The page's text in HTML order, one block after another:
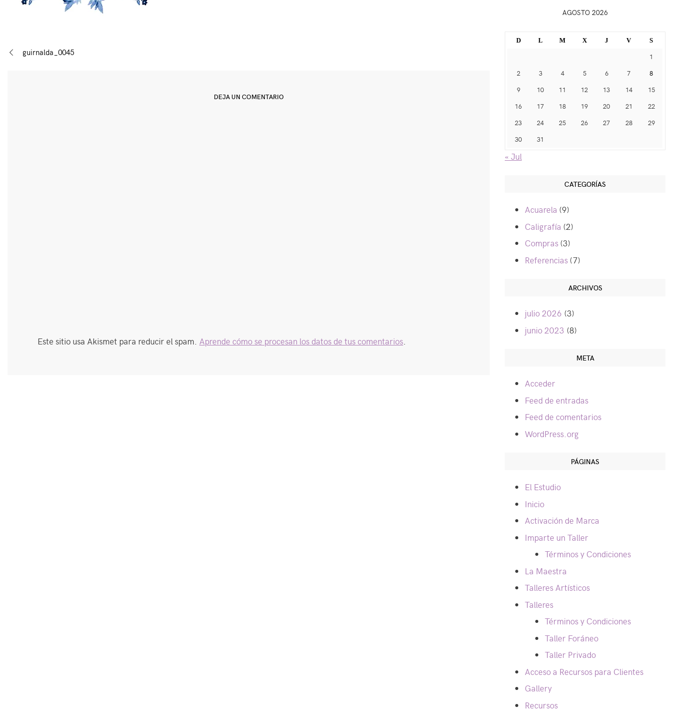
Navegación
guirnalda_0045
DEJA UN COMENTARIO
Este sitio usa Akismet para reducir el spam. Aprende cómo se procesan los datos de tus comentarios
AGOSTO 2026
D L M X J V S
1
2
3 4 5 6 7
8
9
10 11 12 13 14
15
16
17 18 19 20 21
22
23
24 25 26 27 28
29
30
31
« Jul
CATEGORÍAS
Acuarela (9)
Caligrafía (2)
Compras (3)
Referencias (7)
ARCHIVOS
julio 2026 (3)
junio 2023 (8)
META
Acceder
Feed de entradas
Feed de comentarios
WordPress.org
PÁGINAS
El Estudio
Inicio
Activación de Marca
Imparte un Taller
Términos y Condiciones
La Maestra
Talleres Artísticos
Talleres
Términos y Condiciones
Taller Foráneo
Taller Privado
Acceso a Recursos para Clientes
Gallery
Recursos